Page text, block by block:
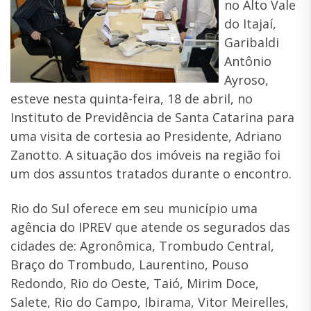
no Alto Vale
do Itajaí,
Garibaldi
Antônio
Ayroso,
esteve nesta quinta-feira, 18 de abril, no
Instituto de Previdência de Santa Catarina para
uma visita de cortesia ao Presidente, Adriano
Zanotto. A situação dos imóveis na região foi
um dos assuntos tratados durante o encontro.
Rio do Sul oferece em seu município uma
agência do IPREV que atende os segurados das
cidades de: Agronômica, Trombudo Central,
Braço do Trombudo, Laurentino, Pouso
Redondo, Rio do Oeste, Taió, Mirim Doce,
Salete, Rio do Campo, Ibirama, Vitor Meirelles,